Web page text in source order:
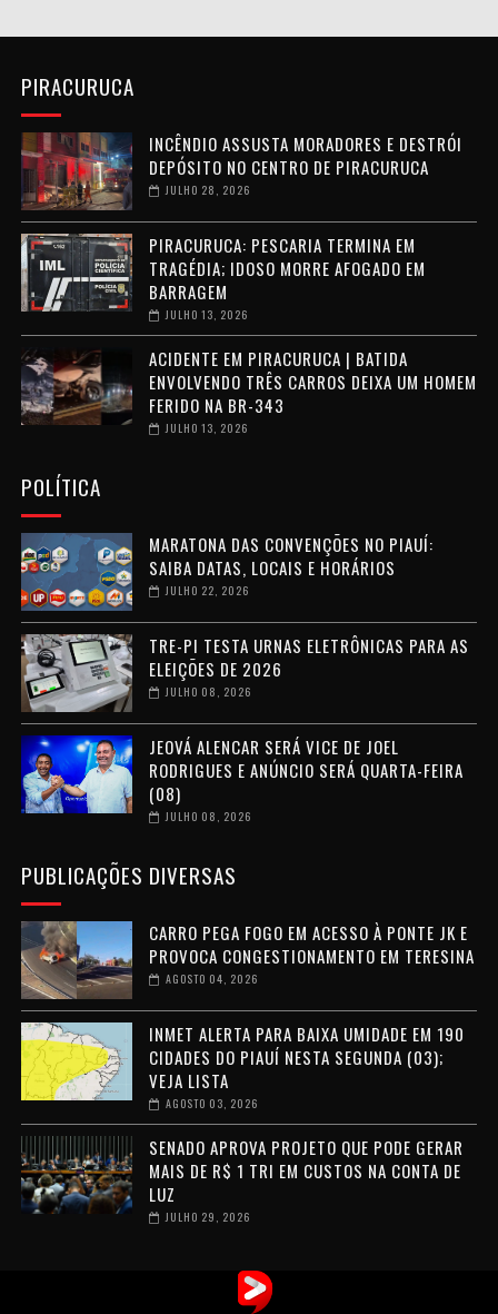
PIRACURUCA
INCÊNDIO ASSUSTA MORADORES E DESTRÓI
DEPÓSITO NO CENTRO DE PIRACURUCA
JULHO 28, 2026
PIRACURUCA: PESCARIA TERMINA EM
TRAGÉDIA; IDOSO MORRE AFOGADO EM
BARRAGEM
JULHO 13, 2026
ACIDENTE EM PIRACURUCA | BATIDA
ENVOLVENDO TRÊS CARROS DEIXA UM HOMEM
FERIDO NA BR-343
JULHO 13, 2026
POLÍTICA
MARATONA DAS CONVENÇÕES NO PIAUÍ:
SAIBA DATAS, LOCAIS E HORÁRIOS
JULHO 22, 2026
TRE-PI TESTA URNAS ELETRÔNICAS PARA AS
ELEIÇÕES DE 2026
JULHO 08, 2026
JEOVÁ ALENCAR SERÁ VICE DE JOEL
RODRIGUES E ANÚNCIO SERÁ QUARTA-FEIRA
(08)
JULHO 08, 2026
PUBLICAÇÕES DIVERSAS
CARRO PEGA FOGO EM ACESSO À PONTE JK E
PROVOCA CONGESTIONAMENTO EM TERESINA
AGOSTO 04, 2026
INMET ALERTA PARA BAIXA UMIDADE EM 190
CIDADES DO PIAUÍ NESTA SEGUNDA (03);
VEJA LISTA
AGOSTO 03, 2026
SENADO APROVA PROJETO QUE PODE GERAR
MAIS DE R$ 1 TRI EM CUSTOS NA CONTA DE
LUZ
JULHO 29, 2026